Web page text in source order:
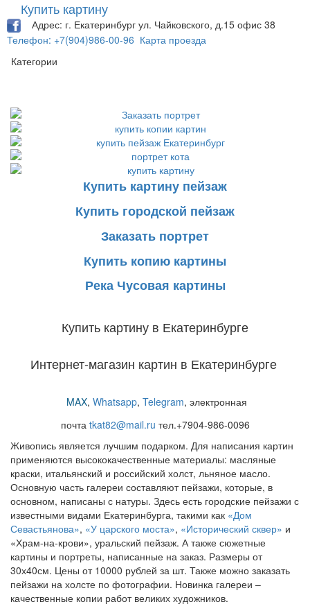
Купить картину
Адрес: г. Екатеринбург ул. Чайковского, д.15 офис 38
Телефон: +7(904)986-00-96 Карта проезда
Категории
Купить картину пейзаж
Купить городской пейзаж
Заказать портрет
Купить копию картины
Река Чусовая картины
Купить картину в Екатеринбурге
Интернет-магазин картин в Екатеринбурге
MAX, Whatsapp, Telegram, электронная
почта tkat82@mail.ru тел.+7904-986-0096
Живопись является лучшим подарком. Для написания картин
применяются высококачественные материалы: масляные
краски, итальянский и российский холст, льняное масло.
Основную часть галереи составляют пейзажи, которые, в
основном, написаны с натуры. Здесь есть городские пейзажи с
известными видами Екатеринбурга, такими как «Дом
Севастьянова», «У царского моста», «Исторический сквер» и
«Храм-на-крови», уральский пейзаж. А также сюжетные
картины и портреты, написанные на заказ. Размеры от
30х40см. Цены от 10000 рублей за шт. Также можно заказать
пейзажи на холсте по фотографии. Новинка галереи –
качественные копии работ великих художников.